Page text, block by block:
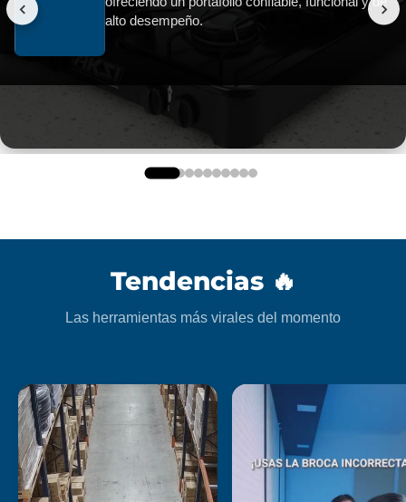
alto desempeño.
AKSI LIGHTING
AKSI SWITCH
AKSI SEGURIDAD
Tendencias 🔥
Las herramientas más virales del momento